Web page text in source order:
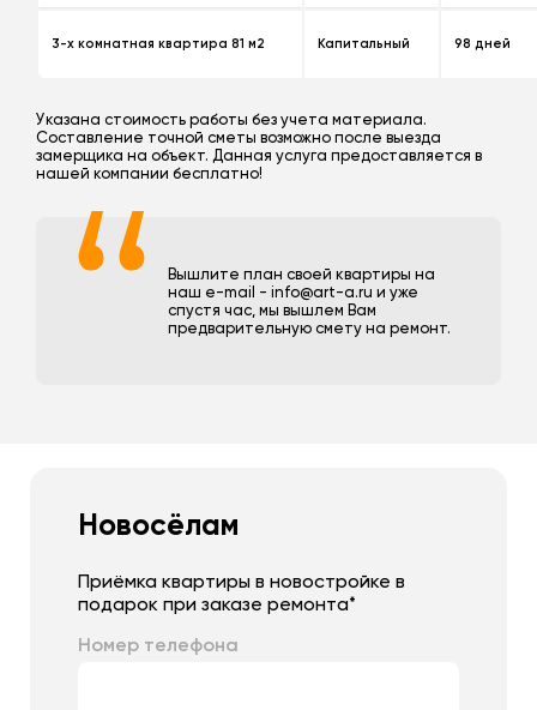
3-х комнатная квартира 81 м2 Капитальный 98 дней
Указана стоимость работы без учета материала.
Составление точной сметы возможно после выезда
замерщика на объект. Данная услуга предоставляется в
нашей компании бесплатно!
Вышлите план своей квартиры на
наш e-mail - info@art-a.ru и уже
спустя час, мы вышлем Вам
предварительную смету на ремонт.
Новосёлам
Приёмка квартиры в новостройке в
подарок при заказе ремонта*
Номер телефона